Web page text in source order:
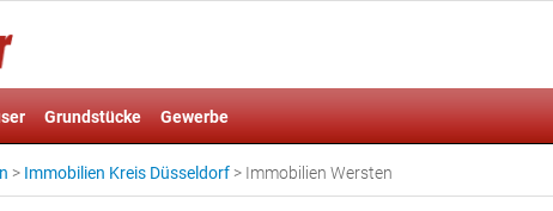
Grundstücke Gewerbe
> Immobilien Kreis Düsseldorf > Immobilien Wersten